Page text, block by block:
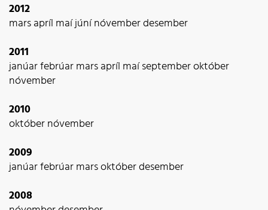
2012
marsapríl maíjúnínóvemberdesember
2011
janúarfebrúarmarsapríl maíseptemberoktóber
nóvember
2010
októbernóvember
2009
janúarfebrúarmarsoktóberdesember
2008